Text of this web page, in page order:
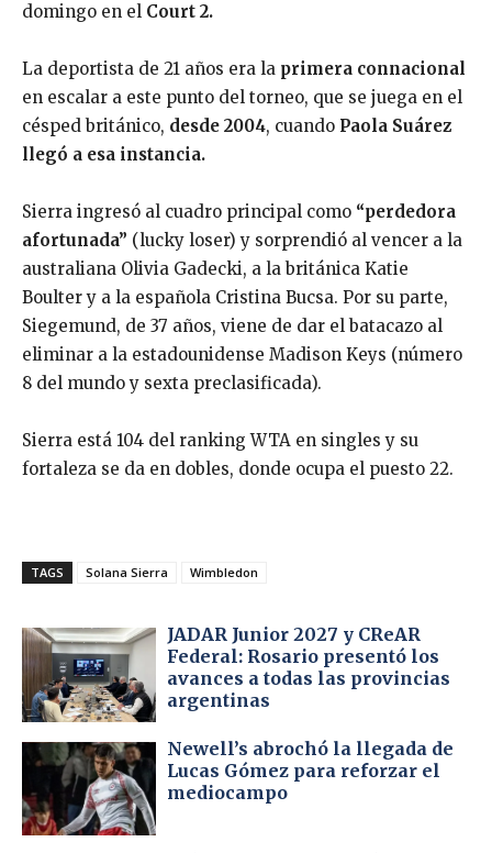
domingo en el Court 2.
La deportista de 21 años era la primera connacional
en escalar a este punto del torneo, que se juega en el
césped británico, desde 2004, cuando Paola Suárez
llegó a esa instancia.
Sierra ingresó al cuadro principal como “perdedora
afortunada” (lucky loser) y sorprendió al vencer a la
australiana Olivia Gadecki, a la británica Katie
Boulter y a la española Cristina Bucsa. Por su parte,
Siegemund, de 37 años, viene de dar el batacazo al
eliminar a la estadounidense Madison Keys (número
8 del mundo y sexta preclasificada).
Sierra está 104 del ranking WTA en singles y su
fortaleza se da en dobles, donde ocupa el puesto 22.
TAGS Solana Sierra Wimbledon
JADAR Junior 2027 y CReAR
Federal: Rosario presentó los
avances a todas las provincias
argentinas
Newell’s abrochó la llegada de
Lucas Gómez para reforzar el
mediocampo